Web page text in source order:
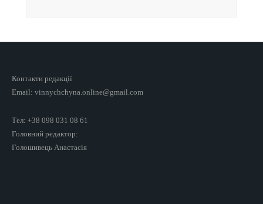
Контакти редакції
Email: vinnychchyna.online@gmail.com
Тел: +38 098 031 08 61
Головний редактор:
Голошивець Анастасія